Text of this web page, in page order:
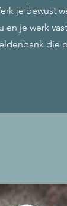
je bewust
en je werk
die